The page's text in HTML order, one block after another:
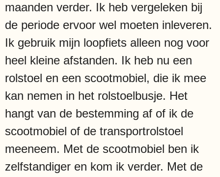
maanden verder. Ik heb vergeleken bij
de periode ervoor wel moeten inleveren.
Ik gebruik mijn loopfiets alleen nog voor
heel kleine afstanden. Ik heb nu een
rolstoel en een scootmobiel, die ik mee
kan nemen in het rolstoelbusje. Het
hangt van de bestemming af of ik de
scootmobiel of de transportrolstoel
meeneem. Met de scootmobiel ben ik
zelfstandiger en kom ik verder. Met de